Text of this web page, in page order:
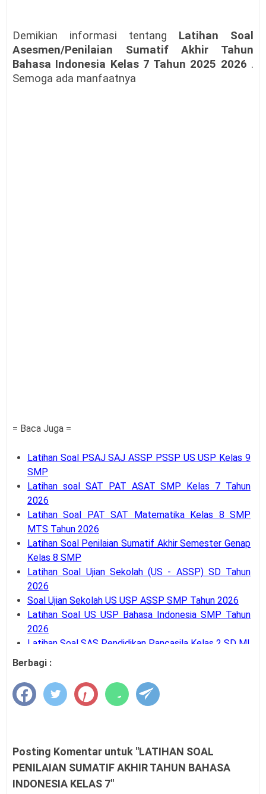
Demikian informasi tentang Latihan Soal
Asesmen/Penilaian Sumatif Akhir Tahun
Bahasa Indonesia Kelas 7 Tahun 2025 2026 .
Semoga ada manfaatnya
= Baca Juga =
Latihan Soal PSAJ SAJ ASSP PSSP US USP Kelas 9
SMP
Latihan soal SAT PAT ASAT SMP Kelas 7 Tahun
2026
Latihan Soal PAT SAT Matematika Kelas 8 SMP
MTS Tahun 2026
Latihan Soal Penilaian Sumatif Akhir Semester Genap
Kelas 8 SMP
Latihan Soal Ujian Sekolah (US - ASSP) SD Tahun
2026
Soal Ujian Sekolah US USP ASSP SMP Tahun 2026
Latihan Soal US USP Bahasa Indonesia SMP Tahun
2026
Latihan Soal SAS Pendidikan Pancasila Kelas 2 SD MI
Latihan Soal SAS Bahasa Inggris Kelas 6 SD
Latihan Soal SAS Bahasa Indonesia Kelas 6 SD
Semester 1
Semester 1
Latihan Soal SAS Bahasa Inggris Kelas 4 SD
Semester 1
Berbagi :
Posting Komentar untuk "LATIHAN SOAL
PENILAIAN SUMATIF AKHIR TAHUN BAHASA
INDONESIA KELAS 7"